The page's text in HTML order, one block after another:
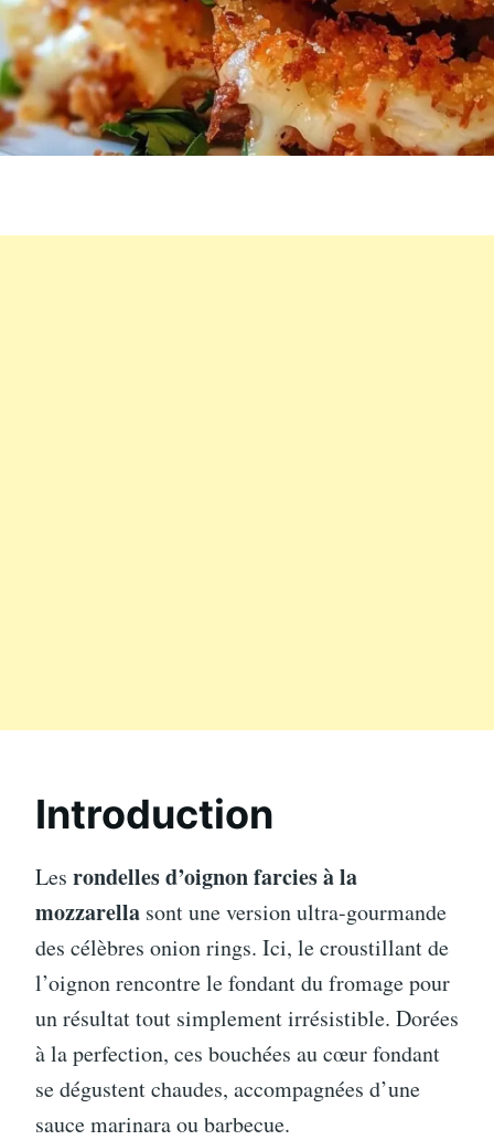
Introduction
Les rondelles d’oignon farcies à la
mozzarella sont une version ultra-gourmande
des célèbres onion rings. Ici, le croustillant de
l’oignon rencontre le fondant du fromage pour
un résultat tout simplement irrésistible. Dorées
à la perfection, ces bouchées au cœur fondant
se dégustent chaudes, accompagnées d’une
sauce marinara ou barbecue.